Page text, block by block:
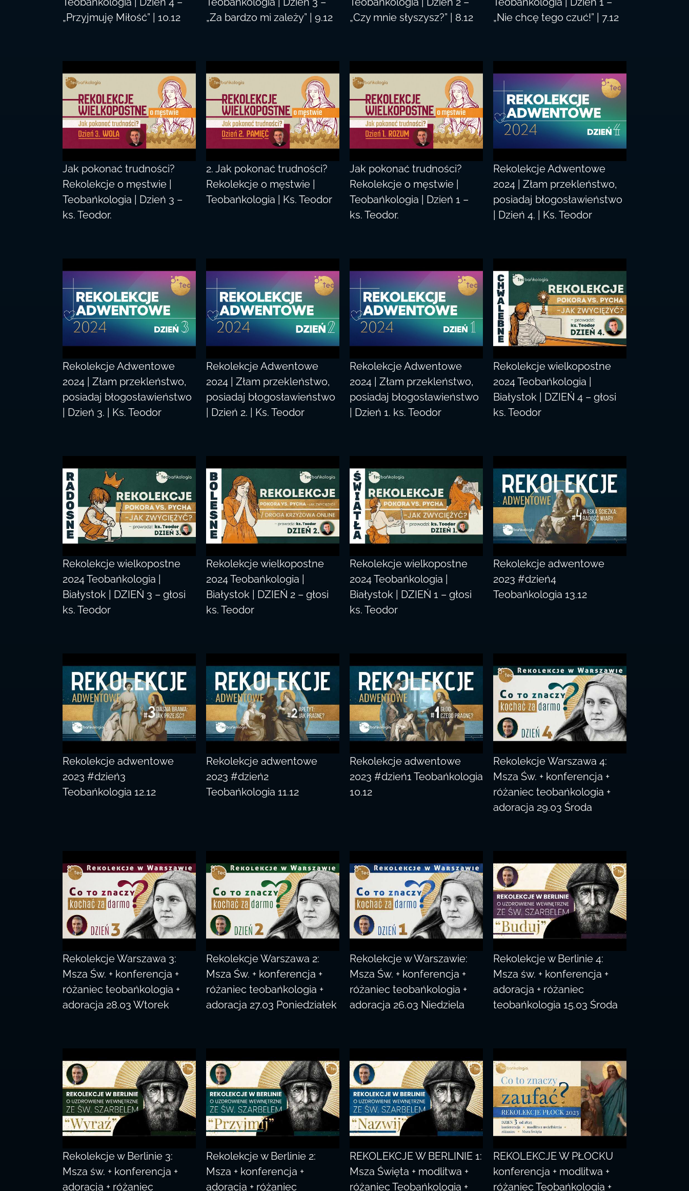
„Przyjmuję Miłość” | 10.12
„Za bardzo mi zależy” | 9.12
„Czy mnie słyszysz?” | 8.12
„Nie chcę tego czuć!” | 7.12
Jak pokonać trudności?
Rekolekcje o męstwie |
Teobańkologia | Dzień 3 –
ks. Teodor.
2. Jak pokonać trudności?
Rekolekcje o męstwie |
Teobańkologia | Ks. Teodor
Jak pokonać trudności?
Rekolekcje o męstwie |
Teobańkologia | Dzień 1 –
ks. Teodor.
Rekolekcje Adwentowe
2024 | Złam przekleństwo,
posiadaj błogosławieństwo
| Dzień 4. | Ks. Teodor
Rekolekcje Adwentowe
2024 | Złam przekleństwo,
posiadaj błogosławieństwo
| Dzień 3. | Ks. Teodor
Rekolekcje Adwentowe
2024 | Złam przekleństwo,
posiadaj błogosławieństwo
| Dzień 2. | Ks. Teodor
Rekolekcje Adwentowe
2024 | Złam przekleństwo,
posiadaj błogosławieństwo
| Dzień 1. ks. Teodor
Rekolekcje wielkopostne
2024 Teobańkologia |
Białystok | DZIEŃ 4 – głosi
ks. Teodor
Rekolekcje wielkopostne
2024 Teobańkologia |
Białystok | DZIEŃ 3 – głosi
ks. Teodor
Rekolekcje wielkopostne
2024 Teobańkologia |
Białystok | DZIEŃ 2 – głosi
ks. Teodor
Rekolekcje wielkopostne
2024 Teobańkologia |
Białystok | DZIEŃ 1 – głosi
ks. Teodor
Rekolekcje adwentowe
2023 #dzień4
Teobańkologia 13.12
Rekolekcje adwentowe
2023 #dzień3
Teobańkologia 12.12
Rekolekcje adwentowe
2023 #dzień2
Teobańkologia 11.12
Rekolekcje adwentowe
2023 #dzień1 Teobańkologia
10.12
Rekolekcje Warszawa 4:
Msza Św. + konferencja +
różaniec teobańkologia +
adoracja 29.03 Środa
Rekolekcje Warszawa 3:
Msza Św. + konferencja +
różaniec teobańkologia +
adoracja 28.03 Wtorek
Rekolekcje Warszawa 2:
Msza Św. + konferencja +
różaniec teobańkologia +
adoracja 27.03 Poniedziałek
Rekolekcje w Warszawie:
Msza Św. + konferencja +
różaniec teobańkologia +
adoracja 26.03 Niedziela
Rekolekcje w Berlinie 4:
Msza św. + konferencja +
adoracja + różaniec
teobańkologia 15.03 Środa
Rekolekcje w Berlinie 3:
Msza św. + konferencja +
adoracja + różaniec
Rekolekcje w Berlinie 2:
Msza + konferencja +
adoracja + różaniec
REKOLEKCJE W BERLINIE 1:
Msza Święta + modlitwa +
różaniec Teobańkologia +
REKOLEKCJE W PŁOCKU
konferencja + modlitwa +
różaniec Teobańkologia +